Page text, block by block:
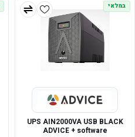
במלאי
UPS AIN2000VA USB BLACK
ADVICE + software